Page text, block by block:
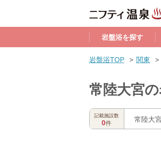
岩盤浴を探す
岩盤浴TOP 関東
常陸大宮
記載施設数
0件 常陸大